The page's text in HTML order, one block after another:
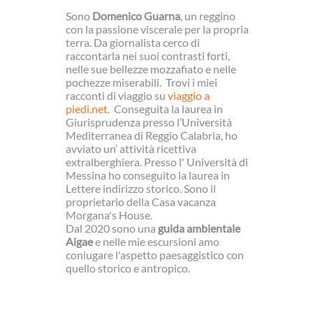
Sono Domenico Guarna, un reggino
con la passione viscerale per la propria
terra. Da giornalista cerco di
raccontarla nei suoi contrasti forti,
nelle sue bellezze mozzafiato e nelle
pochezze miserabili. Trovi i miei
racconti di viaggio su viaggio a
piedi.net. Conseguita la laurea in
Giurisprudenza presso l’Università
Mediterranea di Reggio Calabria, ho
avviato un’ attività ricettiva
extralberghiera. Presso l' Università di
Messina ho conseguito la laurea in
Lettere indirizzo storico. Sono il
proprietario della Casa vacanza
Morgana's House.
Dal 2020 sono una guida ambientale
Aigaee nelle mie escursioni amo
coniugare l'aspetto paesaggistico con
quello storico e antropico.